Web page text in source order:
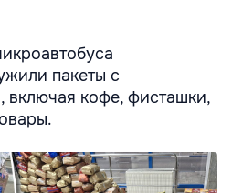
пакеты с
включая кофе, фисташки,